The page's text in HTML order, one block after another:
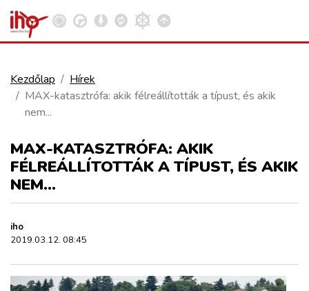
VASÚT
KÖZÚT
REPÜLÉS
KÖZLEKEDÉSFEJLESZTÉS
Kezdőlap
Hírek
MAX-katasztrófa: akik félreállították a típust, és akik
nem...
MAX-KATASZTRÓFA: AKIK
FÉLREÁLLÍTOTTÁK A TÍPUST, ÉS AKIK
NEM...
iho
2019.03.12. 08:45